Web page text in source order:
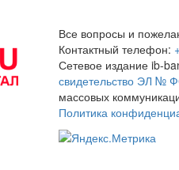
Все вопросы и
Контактный телефон:
Сетевое издание ib-
свидетельство ЭЛ №
массовых
Политика